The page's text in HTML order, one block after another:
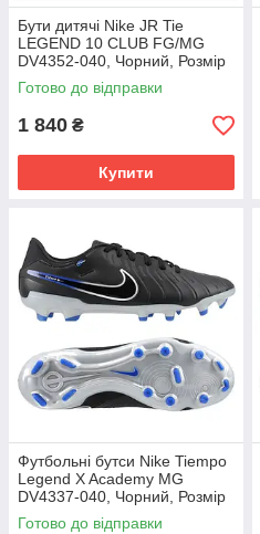
Бути дитячі Nike JR Tie
LEGEND 10 CLUB FG/MG
DV4352-040, Чорний, Розмір
(EU) - 38.5
Готово до відправки
1 840 ₴
Купити
Футбольні бутси Nike Tiempo
Legend X Academy MG
DV4337-040, Чорний, Розмір
(EU) - 43
Готово до відправки